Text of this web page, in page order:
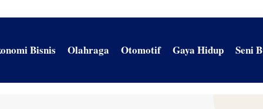
Bisnis Olahraga Otomotif Gaya Hidup Seni